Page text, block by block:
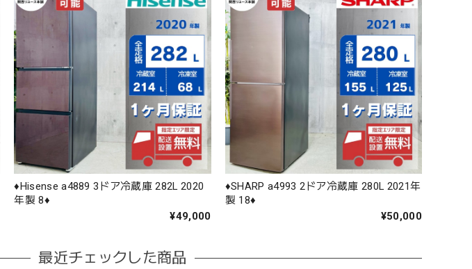
♦️Hisense a4889 3ドア冷蔵庫 282L 2020
年製 8♦️
¥49,000
♦️SHARP a4993 2ドア冷蔵庫 280L 2021年
製 18♦️
¥50,000
最近チェックした商品